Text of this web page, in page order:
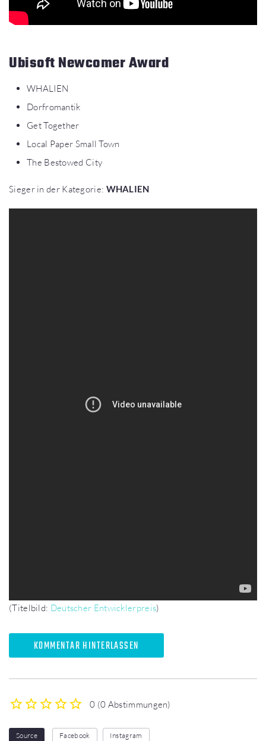
Ubisoft Newcomer Award
WHALIEN
Dorfromantik
Get Together
Local Paper Small Town
The Bestowed City
Sieger in der Kategorie: WHALIEN
(Titelbild: Deutscher Entwicklerpreis)
KOMMENTAR HINTERLASSEN
0 (0 Abstimmungen)
Source Facebook Instagram